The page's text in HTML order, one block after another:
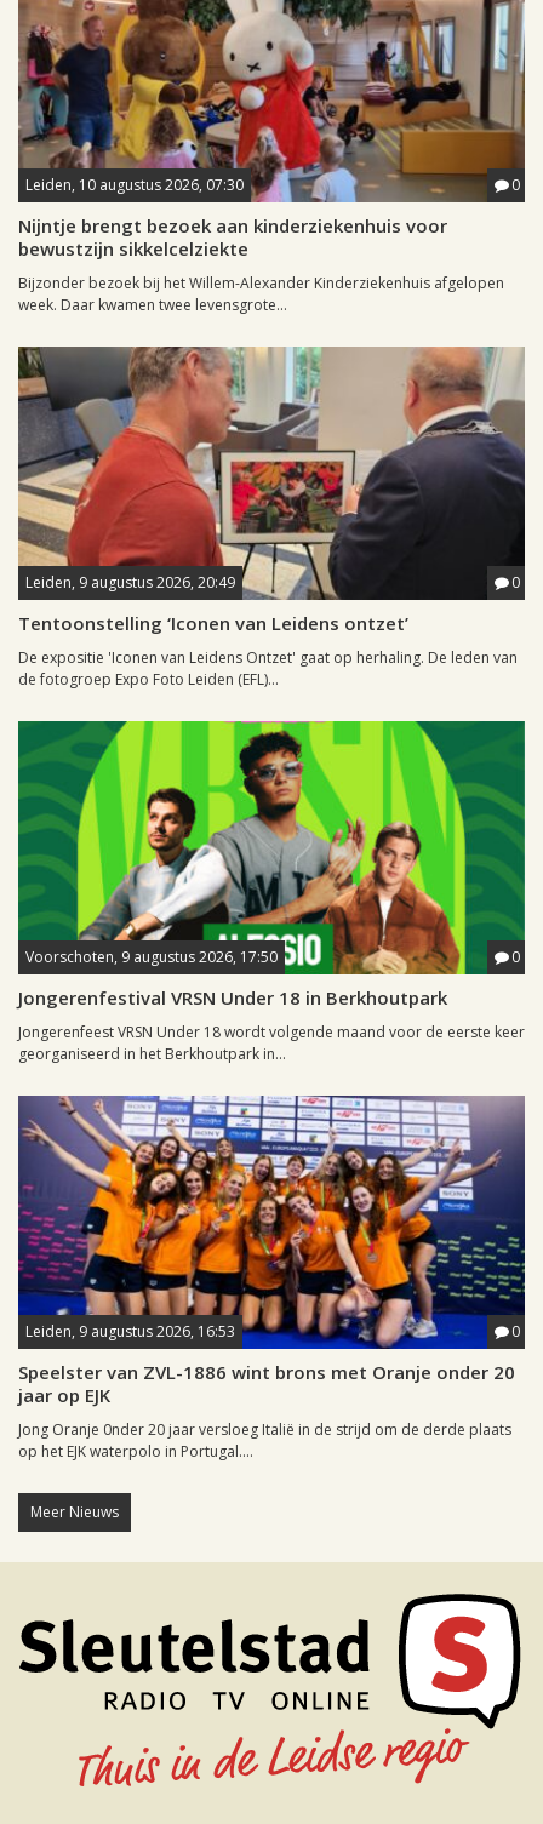
Leiden, 10 augustus 2026, 07:30 0
Nijntje brengt bezoek aan kinderziekenhuis voor
bewustzijn sikkelcelziekte
Bijzonder bezoek bij het Willem-Alexander Kinderziekenhuis afgelopen
week. Daar kwamen twee levensgrote...
Leiden, 9 augustus 2026, 20:49 0
Tentoonstelling ‘Iconen van Leidens ontzet’
De expositie 'Iconen van Leidens Ontzet' gaat op herhaling. De leden van
de fotogroep Expo Foto Leiden (EFL)...
Voorschoten, 9 augustus 2026, 17:50 0
Jongerenfestival VRSN Under 18 in Berkhoutpark
Jongerenfeest VRSN Under 18 wordt volgende maand voor de eerste keer
georganiseerd in het Berkhoutpark in...
Leiden, 9 augustus 2026, 16:53 0
Speelster van ZVL-1886 wint brons met Oranje onder 20
jaar op EJK
Jong Oranje 0nder 20 jaar versloeg Italië in de strijd om de derde plaats
op het EJK waterpolo in Portugal....
Meer Nieuws